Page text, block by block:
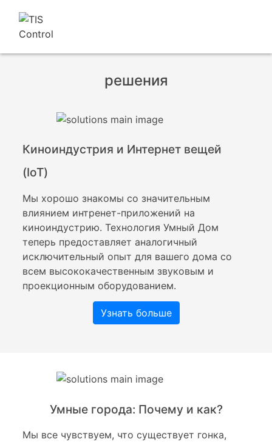
решения
Киноиндустрия и Интернет вещей
(IoT)
Мы хорошо знакомы со значительным
влиянием интренет-приложений на
киноиндустрию. Технология Умный Дом
теперь предоставляет аналогичный
исключительный опыт для вашего дома со
всем высококачественным звуковым и
проекционным оборудованием.
Узнать больше
Умные города: Почему и как?
Мы все чувствуем, что существует гонка,